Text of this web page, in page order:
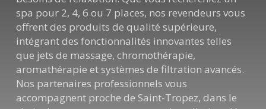
spa pour 2, 4, 6 ou 7 places, nos revendeurs vous
offrent des produits de qualité supérieure,
intégrant des fonctionnalités innovantes telles
que jets de massage, chromothérapie,
aromathérapie et systèmes de filtration avancés.
Nos partenaires professionnels vous
accompagnent proche de Saint-Tropez, dans le